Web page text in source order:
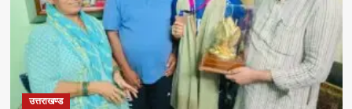
उत्तराखण्ड